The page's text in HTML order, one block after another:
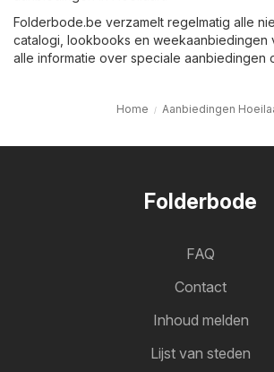
Folderbode.be verzamelt regelmatig alle
catalogi, lookbooks en weekaanbiedingen
alle informatie over speciale aanbiedingen
Home Aanbiedingen
Folderbode
FAQ
Contact
Inhoud melden
Lijst van steden